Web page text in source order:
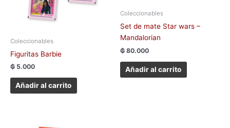
Coleccionables
Figuritas Barbie
₲ 5.000
Añadir al carrito
Coleccionables
Set de mate Star wars –
Mandalorian
₲ 80.000
Añadir al carrito